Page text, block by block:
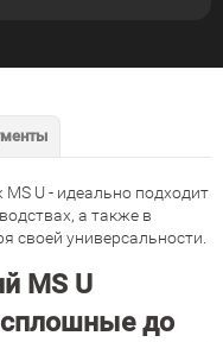
U - идеально подходит
а также в
своей универсальности.
MS U
сплошные до